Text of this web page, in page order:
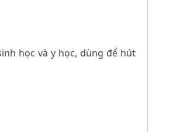
học và y học, dùng để hút